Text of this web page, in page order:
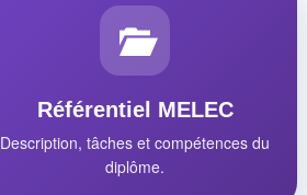
Référentiel MELEC
Description, tâches et compétences du
diplôme.